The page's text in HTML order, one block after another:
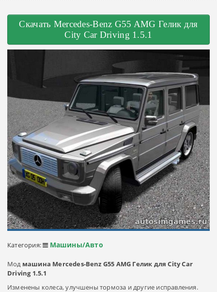
Скачать Mercedes-Benz G55 AMG Гелик для
City Car Driving 1.5.1
Категория: Машины/Авто
Мод машина Mercedes-Benz G55 AMG Гелик для City Car
Driving 1.5.1
Изменены колеса, улучшены тормоза и другие исправления.